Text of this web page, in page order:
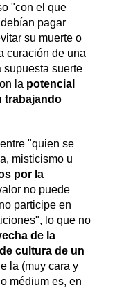
"con el que
pagar
su muerte o
curación de una
supuesta suerte
la potencial
trabajando
"quien se
misticismo u
por la
no puede
participe en
lo que no
de la
cultura de un
la (muy cara y
médium es, en